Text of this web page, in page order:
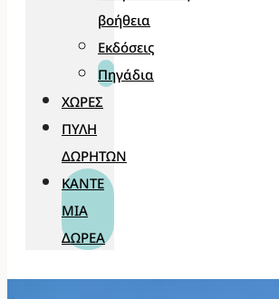
βοήθεια
Εκδόσεις
Πηγάδια
ΧΏΡΕΣ
ΠΎΛΗ
ΔΩΡΗΤΏΝ
ΚΆΝΤΕ
ΜΊΑ
ΔΩΡΕΆ